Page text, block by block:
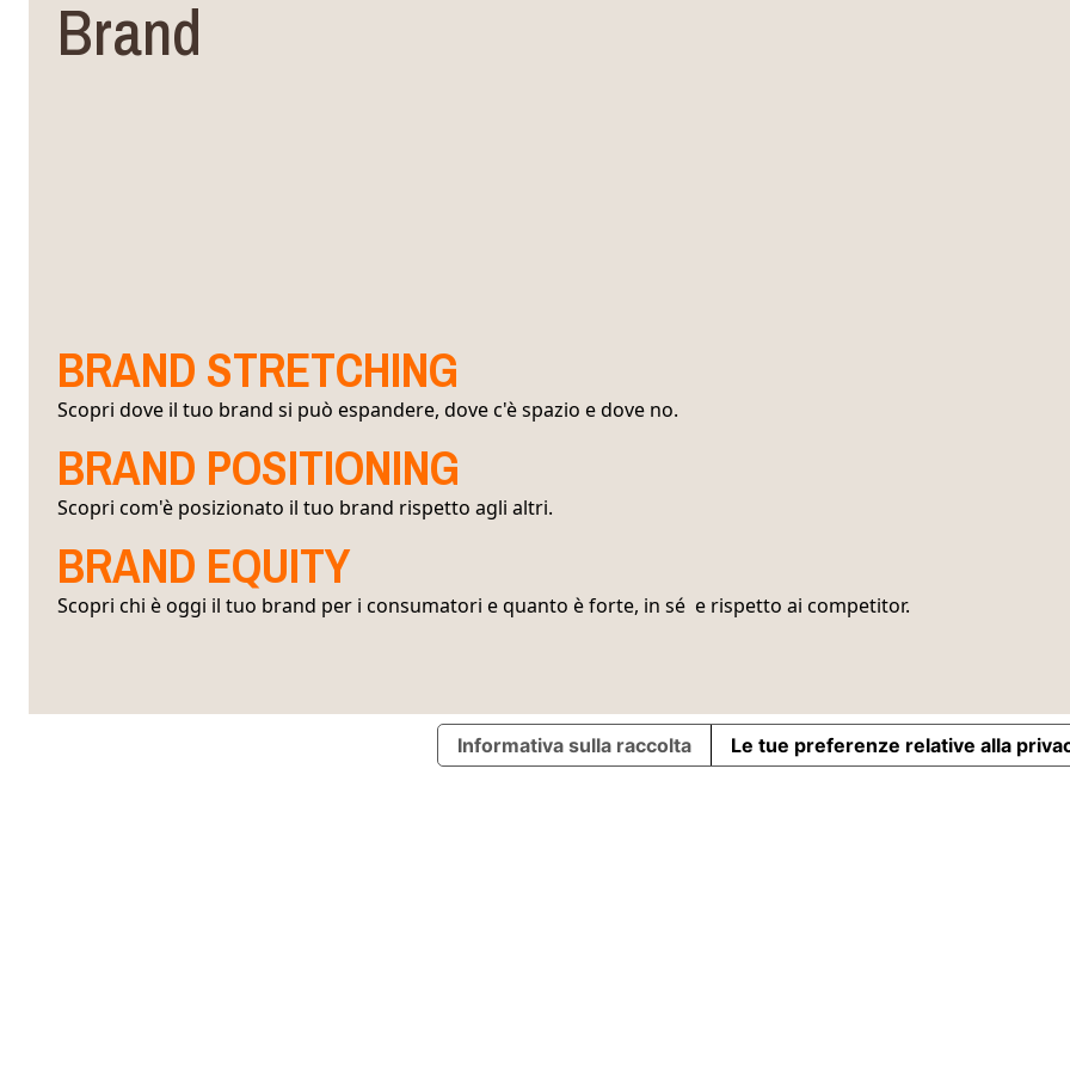
Brand
BRAND STRETCHING
Scopri dove il tuo brand si può espandere, dove c'è spazio e dove no.
BRAND POSITIONING
Scopri com'è posizionato il tuo brand rispetto agli altri.
BRAND EQUITY
Scopri chi è oggi il tuo brand per i consumatori e quanto è forte, in sé e rispetto ai competitor.
Informativa sulla raccolta Le tue preferenze relative alla